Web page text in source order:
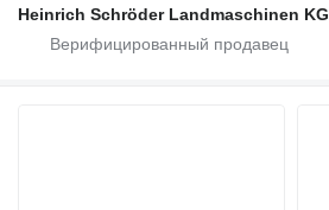
Heinrich Schröder Landmaschinen KG